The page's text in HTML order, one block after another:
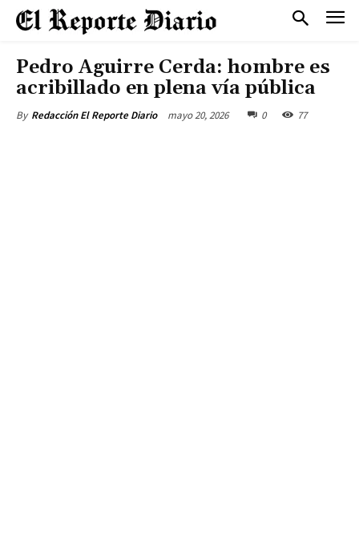
Pedro Aguirre Cerda: hombre es
acribillado en plena vía pública
By Redacción El Reporte Diario mayo 20, 2026 0 77